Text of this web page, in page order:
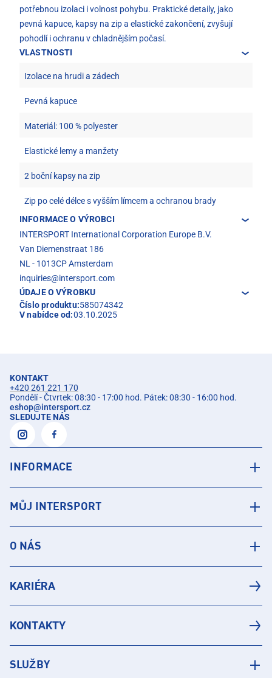
potřebnou izolaci i volnost pohybu. Praktické detaily, jako
pevná kapuce, kapsy na zip a elastické zakončení, zvyšují
pohodlí i ochranu v chladnějším počasí.
VLASTNOSTI
Izolace na hrudi a zádech
Pevná kapuce
Materiál: 100 % polyester
Elastické lemy a manžety
2 boční kapsy na zip
Zip po celé délce s vyšším límcem a ochranou brady
INFORMACE O VÝROBCI
INTERSPORT International Corporation Europe B.V.
Van Diemenstraat 186
NL - 1013CP Amsterdam
inquiries@intersport.com
ÚDAJE O VÝROBKU
Číslo produktu:585074342
V nabídce od:03.10.2025
KONTAKT
+420 261 221 170
Pondělí - Čtvrtek: 08:30 - 17:00 hod. Pátek: 08:30 - 16:00 hod.
eshop@intersport.cz
SLEDUJTE NÁS
INFORMACE
MŮJ INTERSPORT
O NÁS
KARIÉRA
KONTAKTY
SLUŽBY